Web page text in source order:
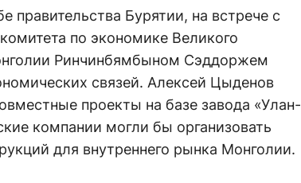
правительства Бурятии, на встрече с
по экономике Великого
Ринчинбямбыном Сэддоржем
связей. Алексей Цыденов
проекты на базе завода «Улан-
компании могли бы организовать
для внутреннего рынка Монголии.